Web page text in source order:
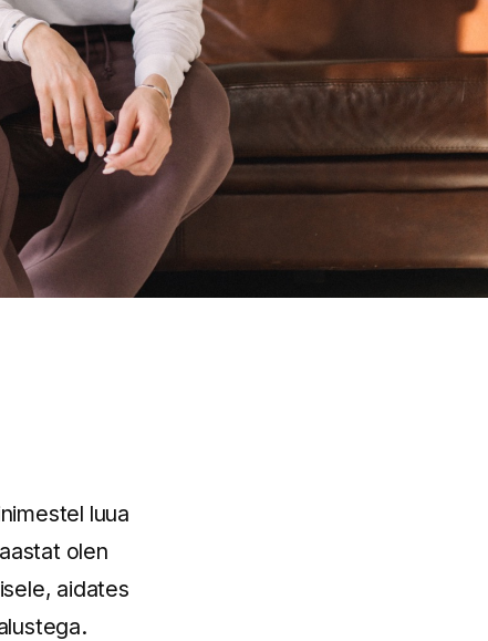
luua
olen
aidates